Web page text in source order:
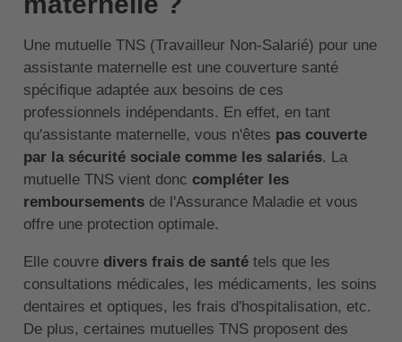
Une mutuelle TNS (Travailleur Non-Salarié) pour une
assistante maternelle est une couverture santé
spécifique adaptée aux besoins de ces
professionnels indépendants. En effet, en tant
qu'assistante maternelle, vous n'êtes pas couverte
par la sécurité sociale comme les salariés. La
mutuelle TNS vient donc compléter les
remboursementsde l'Assurance Maladie et vous
offre une protection optimale.
Elle couvre divers frais de santétels que les
consultations médicales, les médicaments, les soins
dentaires et optiques, les frais d'hospitalisation, etc.
De plus, certaines mutuelles TNS proposent des